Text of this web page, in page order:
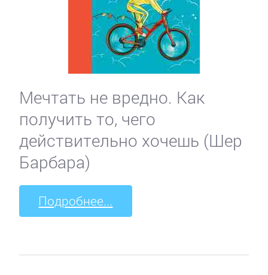
Мечтать не вредно. Как
получить то, чего
действительно хочешь (Шер
Барбара)
Подробнее...